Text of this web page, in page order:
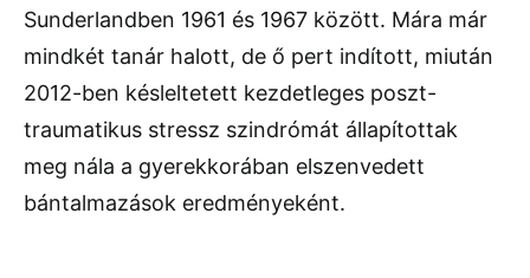
Sunderlandben 1961 és 1967 között. Mára már
mindkét tanár halott, de ő pert indított, miután
2012-ben késleltetett kezdetleges poszt-
traumatikus stressz szindrómát állapítottak
meg nála a gyerekkorában elszenvedett
bántalmazások eredményeként.